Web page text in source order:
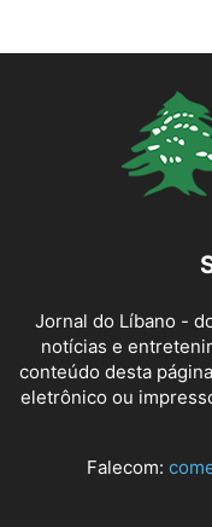
Jornal do Líbano -
notícias e
conteúdo desta
eletrônico ou
Falecom: